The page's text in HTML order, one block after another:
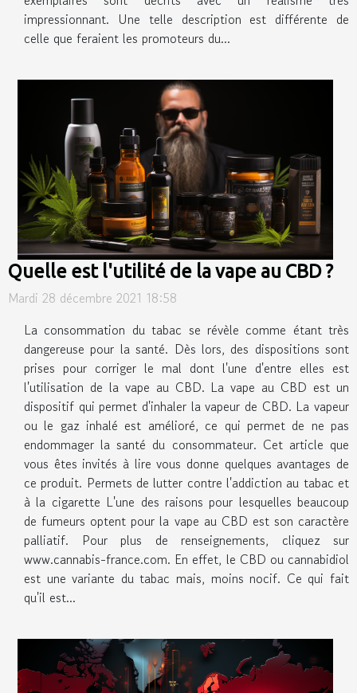
impressionnant. Une telle description est différente de
celle que feraient les promoteurs du...
Quelle est l'utilité de la vape au CBD ?
Mardi 28 décembre 2021 18:58
La consommation du tabac se révèle comme étant très
dangereuse pour la santé. Dès lors, des dispositions sont
prises pour corriger le mal dont l'une d'entre elles est
l'utilisation de la vape au CBD. La vape au CBD est un
dispositif qui permet d'inhaler la vapeur de CBD. La vapeur
ou le gaz inhalé est amélioré, ce qui permet de ne pas
endommager la santé du consommateur. Cet article que
vous êtes invités à lire vous donne quelques avantages de
ce produit. Permets de lutter contre l'addiction au tabac et
à la cigarette L'une des raisons pour lesquelles beaucoup
de fumeurs optent pour la vape au CBD est son caractère
palliatif. Pour plus de renseignements, cliquez sur
www.cannabis-france.com. En effet, le CBD ou cannabidiol
est une variante du tabac mais, moins nocif. Ce qui fait
qu'il est...